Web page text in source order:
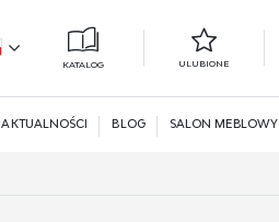
KATALOG ULUBIONE
AKTUALNOŚCI BLOG SALON MEBLOWY